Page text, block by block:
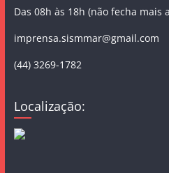
Das 08h às 18h (não fecha mais
imprensa.sismmar@gmail.com
(44) 3269-1782
Localização: